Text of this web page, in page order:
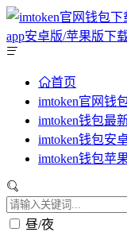
首页
imtoken官网钱
imtoken钱包最
imtoken钱包安
imtoken钱包苹
昼/夜